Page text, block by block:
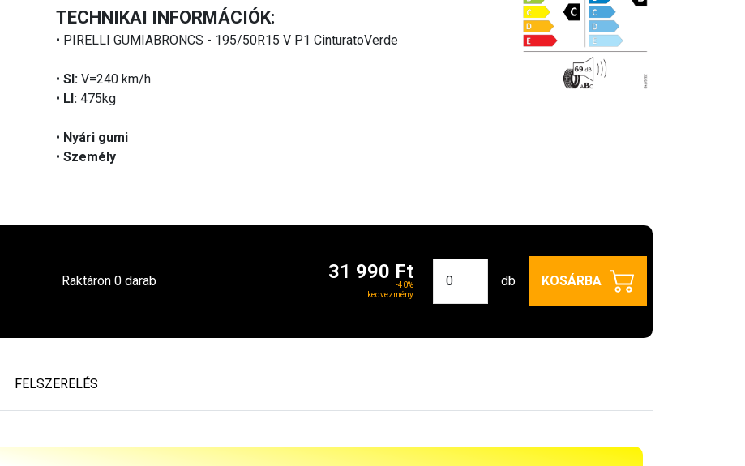
TECHNIKAI INFORMÁCIÓK:
• PIRELLI GUMIABRONCS - 195/50R15 V P1 CinturatoVerde
• SI: V=240 km/h
• LI: 475kg
• Nyári gumi
• Személy
Raktáron 0 darab 31 990 Ft
-40%
kedvezmény
db KOSÁRBA
FELSZERELÉS